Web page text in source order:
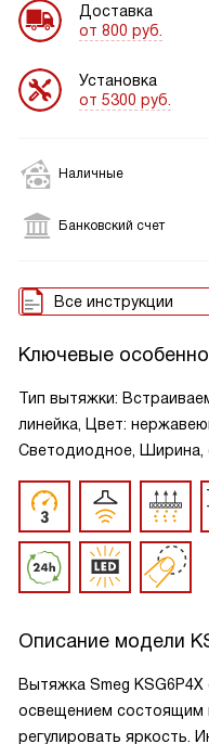
Доставка
от 800 руб.
Установка
от 5300 руб.
Наличные
Банковский счет
Все инструкции
Ключевые
Тип вытяжки:
линейка, Цвет:
Светодиодное, Ширина,
Описание модели
Вытяжка Smeg
освещением состоящим
регулировать яркость.